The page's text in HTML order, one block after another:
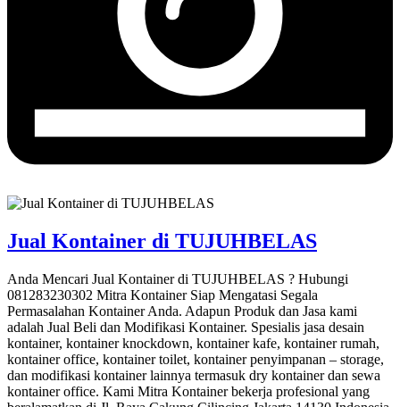
Jual Kontainer di TUJUHBELAS
Anda Mencari Jual Kontainer di TUJUHBELAS ? Hubungi
081283230302 Mitra Kontainer Siap Mengatasi Segala
Permasalahan Kontainer Anda. Adapun Produk dan Jasa kami
adalah Jual Beli dan Modifikasi Kontainer. Spesialis jasa desain
kontainer, kontainer knockdown, kontainer kafe, kontainer rumah,
kontainer office, kontainer toilet, kontainer penyimpanan – storage,
dan modifikasi kontainer lainnya termasuk dry kontainer dan sewa
kontainer office. Kami Mitra Kontainer bekerja profesional yang